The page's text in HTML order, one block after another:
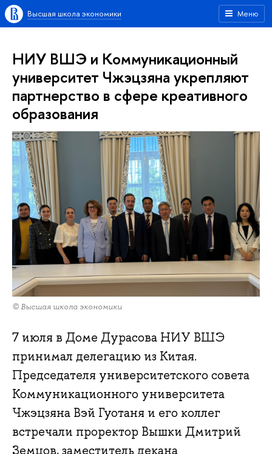
Меню
Высшая школа экономики
НИУ ВШЭ и Коммуникационный
университет Чжэцзяна укрепляют
партнерство в сфере креативного
образования
© Высшая школа экономики
7 июля в Доме Дурасова НИУ ВШЭ
принимал делегацию из Китая.
Председателя университетского совета
Коммуникационного университета
Чжэцзяна Вэй Гуотаня и его коллег
встречали проректор Вышки Дмитрий
Земцов, заместитель декана